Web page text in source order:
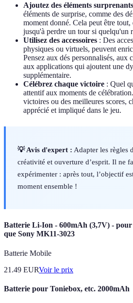
Ajoutez des éléments surprenants
éléments de surprise, comme des
moment donné. Cela peut être tout,
jusqu'à perdre un tour si quelqu'un
Utilisez des accessoires : Des
physiques ou virtuels, peuvent
Pensez aux dés personnalisés, aux
aux applications qui ajoutent une
supplémentaire.
Célébrez chaque victoire : Quel
attentif aux moments de
victoires ou des meilleures scores,
apprécié et impliqué dans le jeu.
💡 Avis d'expert : Adapter les règles
créativité et ouverture d’esprit. Il ne
expérimenter : après tout, l’objectif
moment ensemble !
Batterie Li-Ion - 600mAh (3,7V) - pour
que Sony MK11-3023
Batterie Mobile
21.49 EURVoir le prix
Batterie pour Toniebox, etc. 2000mAh